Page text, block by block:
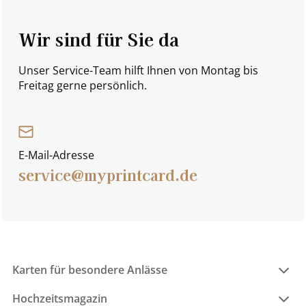
Wir sind für Sie da
Unser Service-Team hilft Ihnen von Montag bis
Freitag gerne persönlich.
E-Mail-Adresse
service@myprintcard.de
Karten für besondere Anlässe
Hochzeitsmagazin